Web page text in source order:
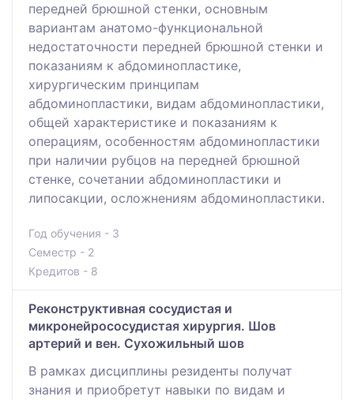
передней брюшной стенки, основным
вариантам анатомо-функциональной
недостаточности передней брюшной стенки и
показаниям к абдоминопластике,
хирургическим принципам
абдоминопластики, видам абдоминопластики,
общей характеристике и показаниям к
операциям, особенностям абдоминопластики
при наличии рубцов на передней брюшной
стенке, сочетании абдоминопластики и
липосакции, осложнениям абдоминопластики.
Год обучения - 3
Семестр - 2
Кредитов - 8
Реконструктивная сосудистая и
микронейрососудистая хирургия. Шов
артерий и вен. Сухожильный шов
В рамках дисциплины резиденты получат
знания и приобретут навыки по видам и